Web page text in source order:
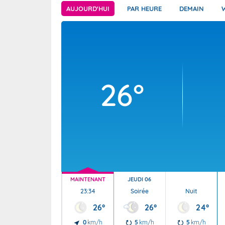
Wallis
Grand
AUJOURD'HUI PAR HEURE DEMAIN
26°
MAINTENANT
23:34
26°
0 km/h
JEUDI 06
Soirée
26°
5 km/h
Nuit
24°
5 km/h